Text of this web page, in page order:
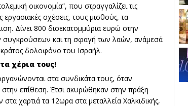
οικονομία”, που στραγγαλίζει τις
σχέσεις, τους μισθούς, τα
Δίνει 800 δισεκατομμύρια ευρώ στην
συγκρούσεων και τη σφαγή των λαών, ανάμεσά
δολοφόνο του Ισραήλ.
χέρια τους!
στα συνδικάτα τους, όταν
επίθεση. Έτσι ακυρώθηκαν στην πράξη
στα χαρτιά τα 12ωρα στα μεταλλεία Χαλκιδικής,